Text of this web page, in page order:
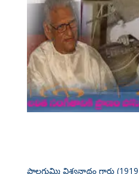
పాలగుమ్మి విశ్వనాథం గారు